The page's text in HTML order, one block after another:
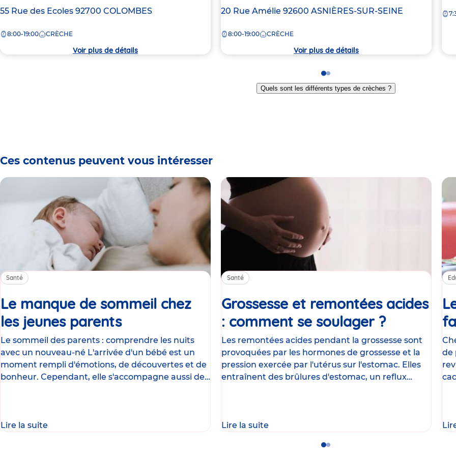
Adresse
la
55 Rue des Ecoles 92700 COLOMBES
8:00-19:00 CRÈCHE
Voir plus de détails
Adresse
la
20 Rue Amélie 92600 ASNIÈRES-SUR-SEINE
8:00-19:00 CRÈCHE
Voir plus de détails
la
Go
to
slide
Go
to
slide
Quels sont les différents types de crèches ?
Ces contenus peuvent vous intéresser
Santé
Le manque de sommeil chez
les jeunes parentsArticle
Le sommeil des parents : comprendre les nuits
avec un nouveau-né L'arrivée d'un bébé est un
moment rempli d'émotions, de découvertes et de
bonheur. Cependant, elle s'accompagne aussi de
Lire la suite
Santé
Grossesse et remontées acides
: comment se soulager ?Article
Les remontées acides pendant la grossesse sont
provoquées par les hormones de grossesse et la
pression exercée par l'utérus sur l'estomac. Elles
entraînent des brûlures d'estomac, un reflux
Lire la suite
de
GoGo